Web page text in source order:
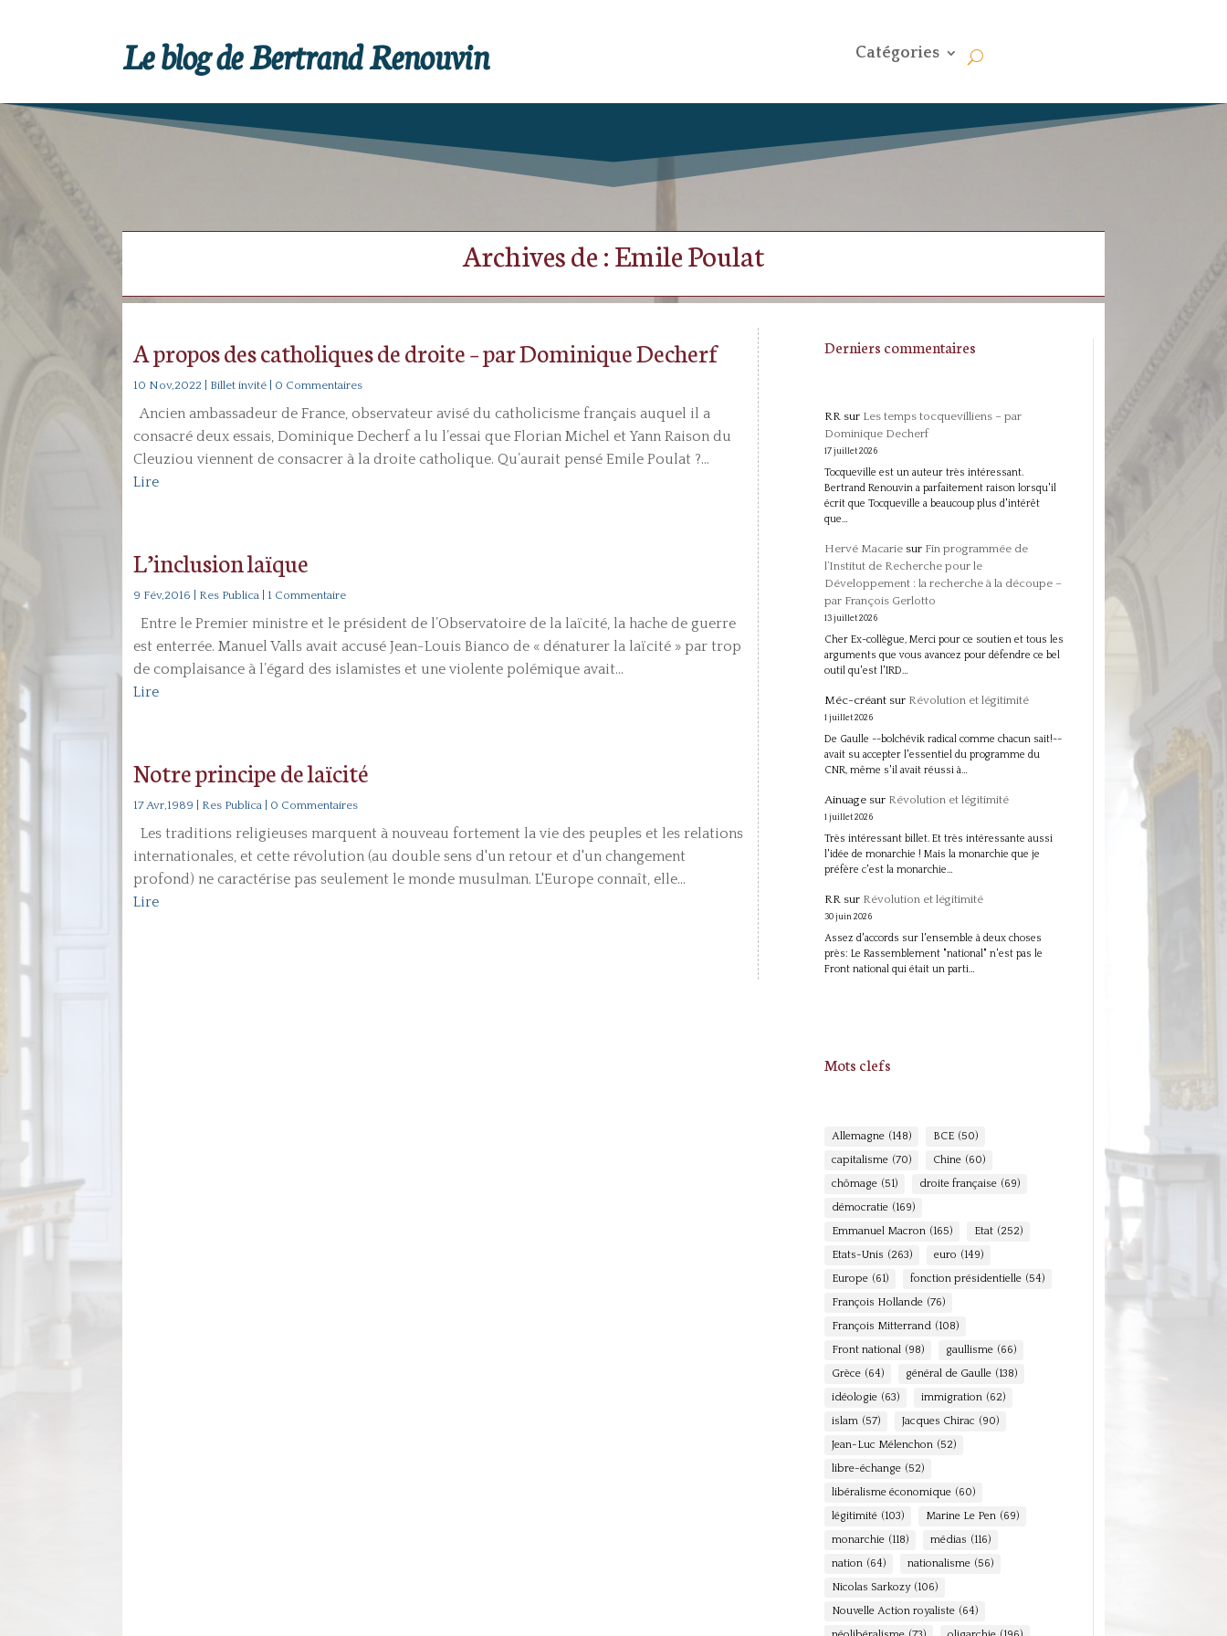
Le blog de Bertrand Renouvin Catégories
Archives de : Emile Poulat
A propos des catholiques de droite – par Dominique Decherf
10 Nov,2022 Billet invité | 0 Commentaires
Ancien ambassadeur de France, observateur avisé du catholicisme français auquel il a
consacré deux essais, Dominique Decherf a lu l’essai que Florian Michel et Yann Raison du
Cleuziou viennent de consacrer à la droite catholique. Qu’aurait pensé Emile Poulat ?...
Lire
L’inclusion laïque
9 Fév,2016 Res Publica | 1 Commentaire
Entre le Premier ministre et le président de l’Observatoire de la laïcité, la hache de guerre
est enterrée. Manuel Valls avait accusé Jean-Louis Bianco de « dénaturer la laïcité » par trop
de complaisance à l’égard des islamistes et une violente polémique avait...
Lire
Notre principe de laïcité
17 Avr,1989 Res Publica | 0 Commentaires
Les traditions religieuses marquent à nouveau fortement la vie des peuples et les relations
internationales, et cette révolution (au double sens d'un retour et d'un changement
profond) ne caractérise pas seulement le monde musulman. L'Europe connaît, elle...
Lire
Derniers commentaires
RRsur Les temps tocquevilliens – par
Dominique Decherf
17 juillet 2026
Tocqueville est un auteur très intéressant.
Bertrand Renouvin a parfaitement raison lorsqu'il
écrit que Tocqueville a beaucoup plus d'intérêt
que…
Hervé Macariesur Fin programmée de
l’Institut de Recherche pour le
Développement : la recherche à la découpe –
par François Gerlotto
13 juillet 2026
Cher Ex-collègue, Merci pour ce soutien et tous les
arguments que vous avancez pour défendre ce bel
outil qu'est l'IRD…
Méc-créantsur Révolution et légitimité
1 juillet 2026
De Gaulle --bolchévik radical comme chacun sait!--
avait su accepter l'essentiel du programme du
CNR, même s'il avait réussi à…
Ainuagesur Révolution et légitimité
1 juillet 2026
Très intéressant billet. Et très intéressante aussi
l'idée de monarchie ! Mais la monarchie que je
préfère c'est la monarchie…
RRsur Révolution et légitimité
30 juin 2026
Assez d'accords sur l'ensemble à deux choses
près: Le Rassemblement "national" n'est pas le
Front national qui était un parti…
Mots clefs
Allemagne (148) BCE (50)
capitalisme (70) Chine (60)
chômage (51) droite française (69)
démocratie (169)
Emmanuel Macron (165) Etat (252)
Etats-Unis (263) euro (149)
Europe (61) fonction présidentielle (54)
François Hollande (76)
François Mitterrand (108)
Front national (98) gaullisme (66)
Grèce (64) général de Gaulle (138)
idéologie (63) immigration (62)
islam (57) Jacques Chirac (90)
Jean-Luc Mélenchon (52)
libre-échange (52)
libéralisme économique (60)
légitimité (103) Marine Le Pen (69)
monarchie (118) médias (116)
nation (64) nationalisme (56)
Nicolas Sarkozy (106)
Nouvelle Action royaliste (64)